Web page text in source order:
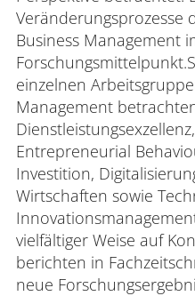
Veränderungsprozesse
Business Management
einzelnen
Management
Entrepreneurial
Investition,
Wirtschaften sowie
vielfältiger Weise auf
berichten in
neue